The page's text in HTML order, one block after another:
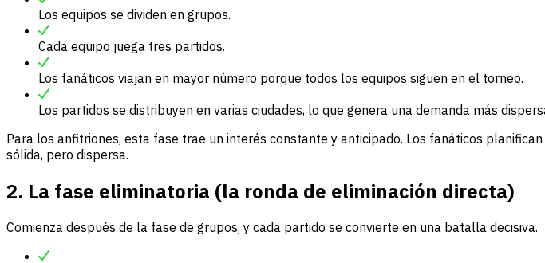
Los equipos se dividen en grupos.
Cada equipo juega tres partidos.
Los fanáticos viajan en mayor número porque todos los equipos siguen en el torneo.
Los partidos se distribuyen en varias ciudades, lo que genera una demanda más
Para los anfitriones, esta fase trae un interés constante y anticipado. Los fanáticos
sólida, pero dispersa.
2. La fase eliminatoria (la ronda de eliminación directa)
Comienza después de la fase de grupos, y cada partido se convierte en una batalla decisiva.